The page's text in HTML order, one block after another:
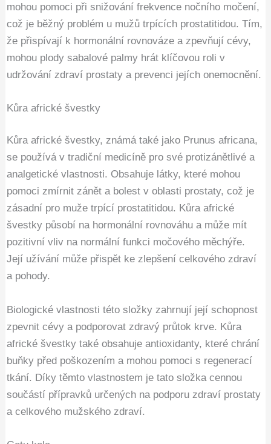
mohou pomoci při snižování frekvence nočního močení,
což je běžný problém u mužů trpících prostatitidou. Tím,
že přispívají k hormonální rovnováze a zpevňují cévy,
mohou plody sabalové palmy hrát klíčovou roli v
udržování zdraví prostaty a prevenci jejích onemocnění.
Kůra africké švestky
Kůra africké švestky, známá také jako Prunus africana,
se používá v tradiční medicíně pro své protizánětlivé a
analgetické vlastnosti. Obsahuje látky, které mohou
pomoci zmírnit zánět a bolest v oblasti prostaty, což je
zásadní pro muže trpící prostatitidou. Kůra africké
švestky působí na hormonální rovnováhu a může mít
pozitivní vliv na normální funkci močového měchýře.
Její užívání může přispět ke zlepšení celkového zdraví
a pohody.
Biologické vlastnosti této složky zahrnují její schopnost
zpevnit cévy a podporovat zdravý průtok krve. Kůra
africké švestky také obsahuje antioxidanty, které chrání
buňky před poškozením a mohou pomoci s regenerací
tkání. Díky těmto vlastnostem je tato složka cennou
součástí přípravků určených na podporu zdraví prostaty
a celkového mužského zdraví.